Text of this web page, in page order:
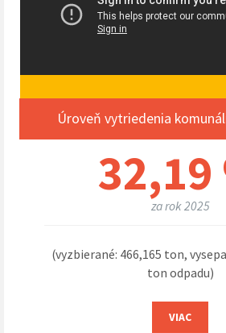
Úroveň vytriedenia
32,19
za rok 2025
(vyzbierané: 466,165 ton,
ton odpadu)
VIAC